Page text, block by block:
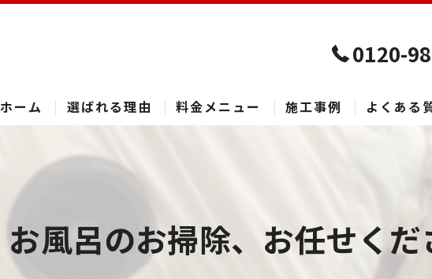
0120-
ホーム 選ばれる理由 料金メニュー 施工事例 よくある
お風呂のお掃除、お任せくだ